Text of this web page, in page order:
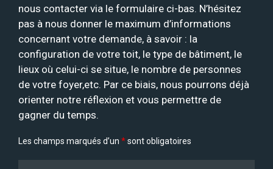
nous contacter via le formulaire ci-bas. N’hésitez
pas à nous donner le maximum d’informations
concernant votre demande, à savoir : la
configuration de votre toit, le type de bâtiment, le
lieux où celui-ci se situe, le nombre de personnes
de votre foyer,etc. Par ce biais, nous pourrons déjà
orienter notre réflexion et vous permettre de
gagner du temps.
Les champs marqués d’un *sont obligatoires